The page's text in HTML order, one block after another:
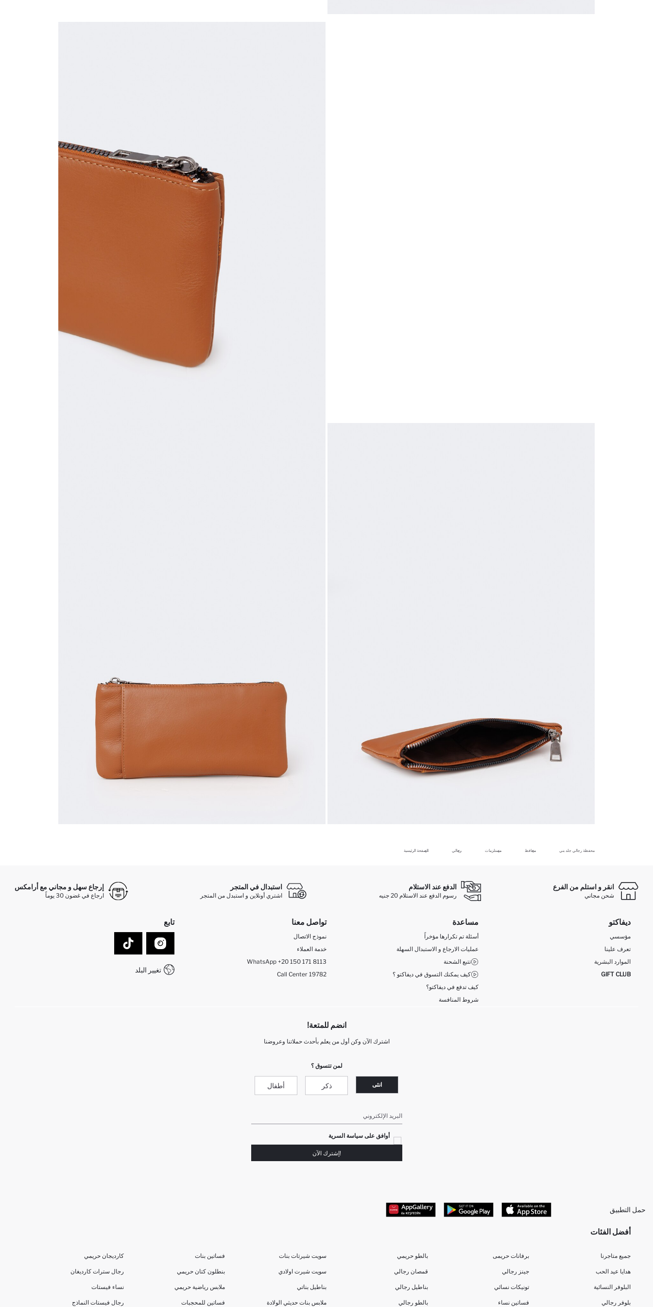
الصفحة الرئيسية رجالي مستلزمات محافظ محفظة رجالي جلد بني
انقر و استلم من الفرع
شحن مجاني
الدفع عند الاستلام
رسوم الدفع عند الاستلام 20 جنيه
استبدال في المتجر
اشتري أونلاين و استبدل من المتجر
إرجاع سهل و مجاني مع أرامكس
ارجاع في غضون 30 يوماً
ديفاكتو
مؤسسي
تعرف علينا
الموارد البشرية
GIFT CLUB
مساعدة
أسئلة تم تكرارها مؤخراً
عمليات الارجاع و الاستبدال السهلة
تتبع الشحنة
كيف يمكنك التسوق في ديفاكتو ؟
كيف تدفع في ديفاكتو؟
شروط المنافسة
تواصل معنا
نموذج الاتصال
خدمة العملاء
WhatsApp +20 150 171 8113
Call Center 19782
تابع
تغيير البلد
انضم للمتعة!
اشترك الآن وكن أول من يعلم بأحدث حملاتنا وعروضنا
لمن تتسوق ؟
انثى ذكر أطفال
البريد الإلكتروني
أوافق على سياسة السرية
!إشترك الآن
حمل التطبيق
أفضل الفئات
جميع متاجرنا
هدايا عيد الحب
البلوفر النسائية
بلوفر رجالي
برفانات حريمى
جينز رجالي
تونيكات نسائي
فساتين نساء
بالطو حريمي
قمصان رجالي
بناطيل رجالي
بالطو رجالي
سويت شيرتات بنات
سويت شيرت اولادي
بناطيل بناتي
ملابس بنات حديثي الولادة
فساتين بنات
بنطلون كتان حريمي
ملابس رياضية حريمي
فساتين للمحجبات
كارديجان حريمي
رجال سترات كارديغان
نساء فيستات
رجال فيستات النماذج